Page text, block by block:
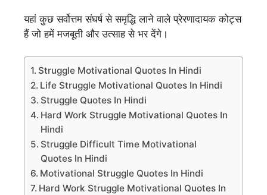
यहां कुछ सर्वोत्तम संघर्ष से समृद्धि लाने वाले प्रेरणादायक कोट्स
हैं जो हमें मजबूती और उत्साह से भर देंगे।
Struggle Motivational Quotes In Hindi
Life Struggle Motivational Quotes In Hindi
Struggle Quotes In Hindi
Hard Work Struggle Motivational Quotes In
Hindi
Struggle Difficult Time Motivational
Quotes In Hindi
Motivational Struggle Quotes In Hindi
Hard Work Struggle Motivational Quotes In